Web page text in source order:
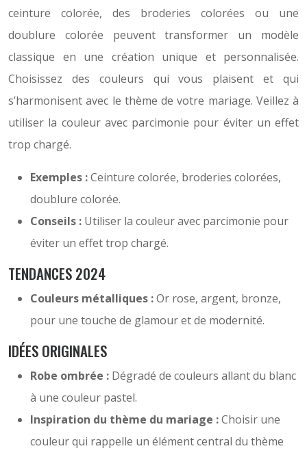
ceinture colorée, des broderies colorées ou une
doublure colorée peuvent transformer un modèle
classique en une création unique et personnalisée.
Choisissez des couleurs qui vous plaisent et qui
s’harmonisent avec le thème de votre mariage. Veillez à
utiliser la couleur avec parcimonie pour éviter un effet
trop chargé.
Exemples :Ceinture colorée, broderies colorées,
doublure colorée.
Conseils : Utiliser la couleur avec parcimonie pour
éviter un effet trop chargé.
TENDANCES 2024
Couleurs métalliques :Or rose, argent, bronze,
pour une touche de glamour et de modernité.
IDÉES ORIGINALES
Robe ombrée : Dégradé de couleurs allant du blanc
à une couleur pastel.
Inspiration du thème du mariage :Choisir une
couleur qui rappelle un élément central du thème